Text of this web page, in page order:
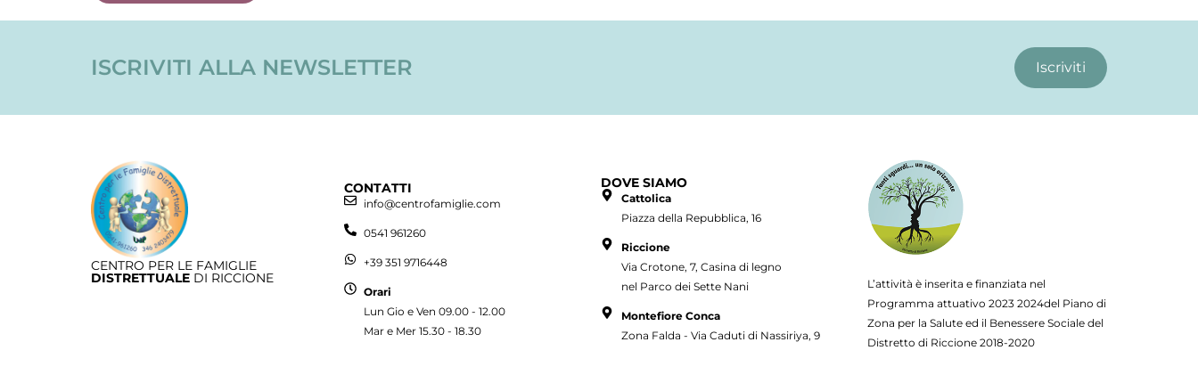
ISCRIVITI ALLA NEWSLETTER Iscriviti
CENTRO PER LE FAMIGLIE
DISTRETTUALE DI RICCIONE
CONTATTI
info@centrofamiglie.com
0541 961260
+39 351 9716448
Orari
Lun Gio e Ven 09.00 - 12.00
Mar e Mer 15.30 - 18.30
DOVE SIAMO
Cattolica
Piazza della Repubblica, 16
Riccione
Via Crotone, 7, Casina di legno
nel Parco dei Sette Nani
Montefiore Conca
Zona Falda - Via Caduti di Nassiriya, 9
L’attività è inserita e finanziata nel
Programma attuativo20232024del Piano di
Zona per la Salute ed il Benessere Sociale del
Distretto di Riccione 2018-2020